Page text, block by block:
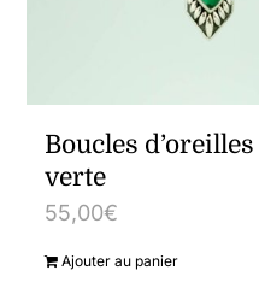
Boucles
verte
55,00€
Ajouter au panier